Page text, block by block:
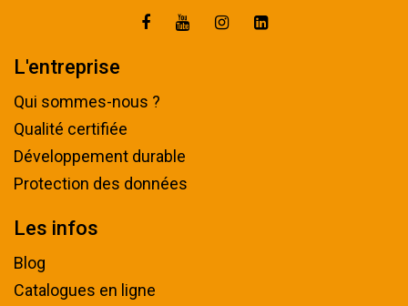
L'entreprise
Qui sommes-nous ?
Qualité certifiée
Développement durable
Protection des données
Les infos
Blog
Catalogues en ligne